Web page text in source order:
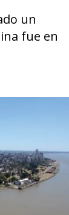
un
fue en